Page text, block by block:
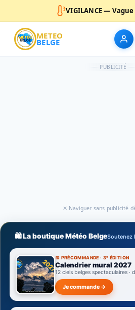
VIGILANCE —
METEO
BELGE
PUBLICITÉ
✕ Naviguer sans publicité
🛍️ La boutique Météo BelgeSoutenez
📅 PRÉCOMMANDE · 3ᵉ ÉDITION
Calendrier mural 2027
12 ciels belges spectaculaires ·
Je commande →